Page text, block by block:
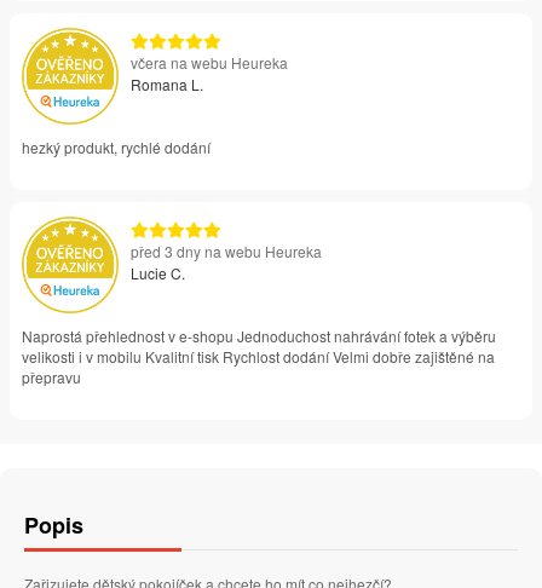
včera na webu Heureka
Romana L.
hezký produkt, rychlé dodání
před 3 dny na webu Heureka
Lucie C.
Naprostá přehlednost v e-shopu Jednoduchost nahrávání fotek a výběru
velikosti i v mobilu Kvalitní tisk Rychlost dodání Velmi dobře zajištěné na
přepravu
Popis
Zařizujete dětský pokojíček a chcete ho mít co nejhezčí?